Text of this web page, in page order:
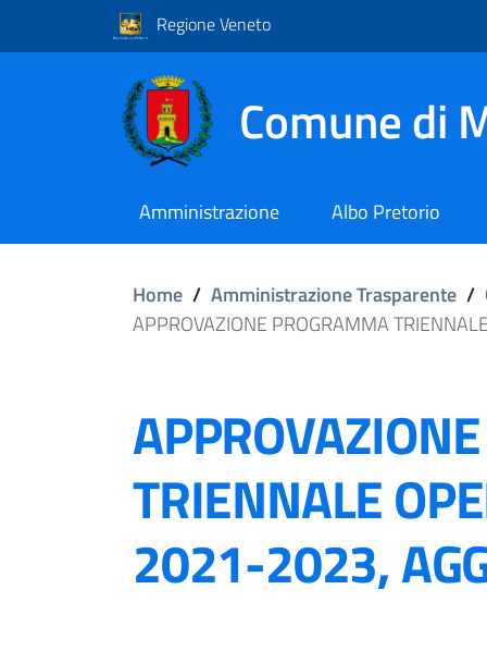
Regione Veneto
Comune di
Amministrazione Albo Pretorio
Home / Amministrazione Trasparente /
APPROVAZIONE PROGRAMMA
TRIENNALE
2021-2023,